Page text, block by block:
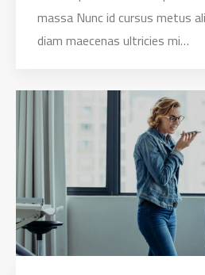
massa Nunc id cursus metus
diam maecenas ultricies mi…